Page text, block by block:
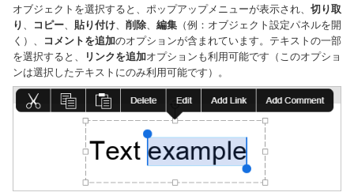
オブジェクトを選択すると、ポップアップメニューが表示され、 切り取
り
コピー 貼り付け 削除 編集 （例：オブジェクト設定パネルを開
く）、
コメントを追加のオプションが含まれています。テキストの一部
を選択すると、
リンクを追加オプションも利用可能です（このオプショ
ンは選択したテキストにのみ利用可能です）。